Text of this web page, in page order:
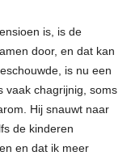
is, is de
door, en dat kan
is nu een
vaak chagrijnig, soms
Hij snauwt naar
de kinderen
en dat ik meer